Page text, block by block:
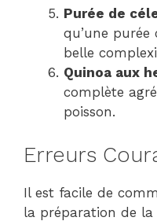
Purée de
qu’une
belle
Quinoa aux
complète
poisson.
Erreurs
Il est facile de
la préparation de la